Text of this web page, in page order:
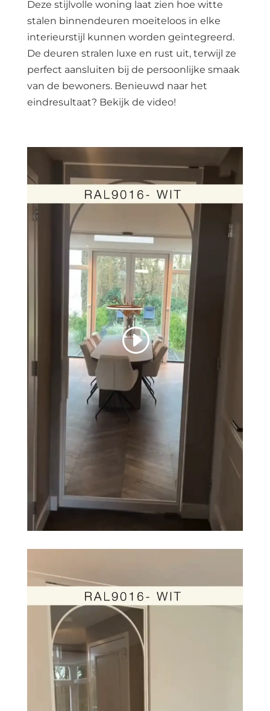
Deze stijlvolle woning laat zien hoe witte
stalen binnendeuren moeiteloos in elke
interieurstijl kunnen worden geïntegreerd.
De deuren stralen luxe en rust uit, terwijl ze
perfect aansluiten bij de persoonlijke smaak
van de bewoners. Benieuwd naar het
eindresultaat? Bekijk de video!